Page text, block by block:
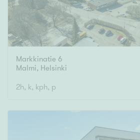
Markkinatie 6
Malmi, Helsinki
2h, k, kph, p